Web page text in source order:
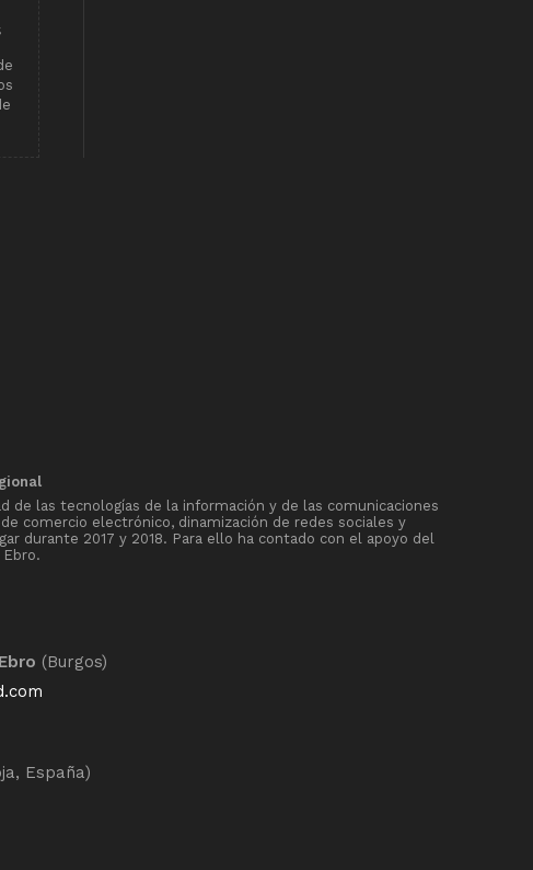
de las tecnologías de la información y de las comunicaciones
comercio electrónico, dinamización de redes sociales y
durante 2017 y 2018. Para ello ha contado con el apoyo del
(Burgos)
España)